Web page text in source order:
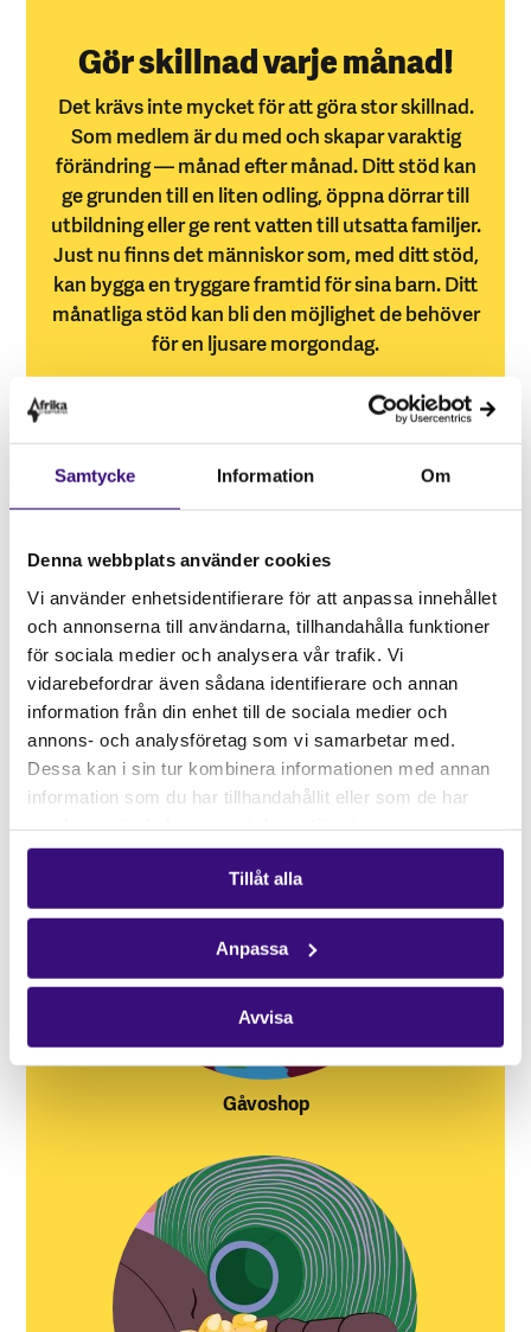
Samtycke Information Om
Denna webbplats använder cookies
Vi använder enhetsidentifierare för att anpassa innehållet
och annonserna till användarna, tillhandahålla funktioner
för sociala medier och analysera vår trafik. Vi
vidarebefordrar även sådana identifierare och annan
information från din enhet till de sociala medier och
annons- och analysföretag som vi samarbetar med.
Dessa kan i sin tur kombinera informationen med annan
information som du har tillhandahållit eller som de har
Tillåt alla
Anpassa
Avvisa
Gör skillnad varje månad!
Det krävs inte mycket för att göra stor skillnad.
Som medlem är du med och skapar varaktig
förändring — månad efter månad. Ditt stöd kan
ge grunden till en liten odling, öppna dörrar till
utbildning eller ge rent vatten till utsatta familjer.
Just nu finns det människor som, med ditt stöd,
kan bygga en tryggare framtid för sina barn. Ditt
månatliga stöd kan bli den möjlighet de behöver
för en ljusare morgondag.
Bli medlem
Gåvoshop